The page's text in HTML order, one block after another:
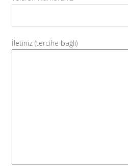
İletiniz (tercihe bağlı)